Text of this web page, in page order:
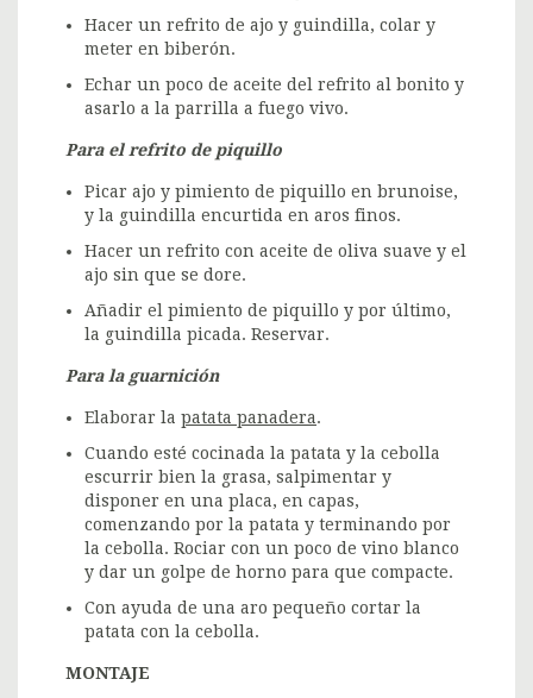
Hacer un refrito de ajo y guindilla, colar y
meter en biberón.
Echar un poco de aceite del refrito al bonito y
asarlo a la parrilla a fuego vivo.
Para el refrito de piquillo
Picar ajo y pimiento de piquillo en brunoise,
y la guindilla encurtida en aros finos.
Hacer un refrito con aceite de oliva suave y el
ajo sin que se dore.
Añadir el pimiento de piquillo y por último,
la guindilla picada. Reservar.
Para la guarnición
Elaborar la patata panadera.
Cuando esté cocinada la patata y la cebolla
escurrir bien la grasa, salpimentar y
disponer en una placa, en capas,
comenzando por la patata y terminando por
la cebolla. Rociar con un poco de vino blanco
y dar un golpe de horno para que compacte.
Con ayuda de una aro pequeño cortar la
patata con la cebolla.
MONTAJE